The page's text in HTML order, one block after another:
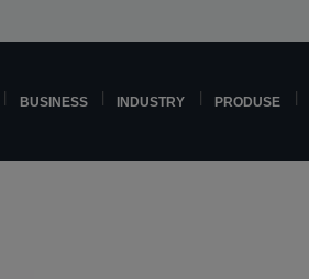
BUSINESS INDUSTRY PRODUSE